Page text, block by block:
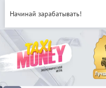
Начинай зарабатывать!